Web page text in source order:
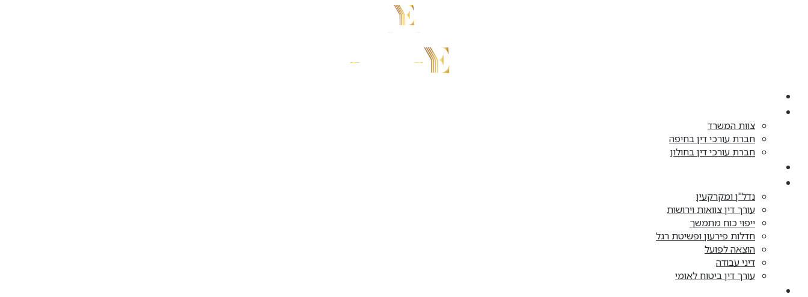
צוות המשרד
חברת עורכי דין בחיפה
חברת עורכי דין בחולון
נדל"ן ומקרקעין
עורך דין צוואות וירושות
ייפוי כוח מתמשך
חדלות פירעון ופשיטת רגל
הוצאה לפועל
דיני עבודה
עורך דין ביטוח לאומי